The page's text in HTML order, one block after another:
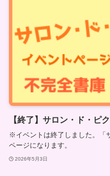
【終了】サロン・ド・
※イベントは終了しました。「
ページになります。
2026年5月3日